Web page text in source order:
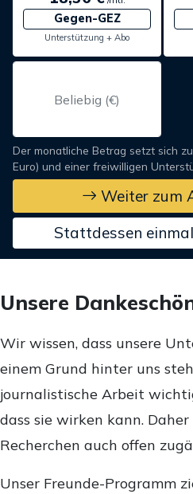
Gegen-GEZ
Unterstützung + Abo
Der monatliche Betrag setzt sich
Euro) und einer freiwilligen
Weiter zum
Stattdessen
Unsere
Wir wissen, dass unsere
einem Grund hinter uns
journalistische Arbeit
dass sie wirken kann.
Recherchen auch offen
Unser Freunde-Programm